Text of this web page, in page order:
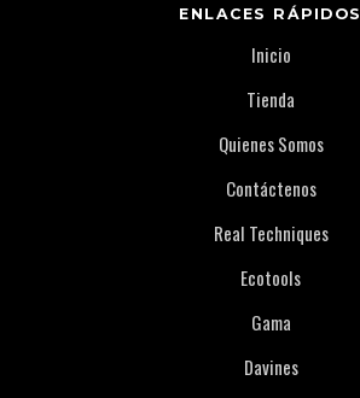
ENLACES RÁPIDOS
Inicio
Tienda
Quienes Somos
Contáctenos
Real Techniques
Ecotools
Gama
Davines